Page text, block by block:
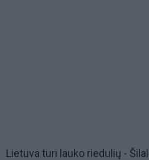
Lietuva turi lauko riedulių -